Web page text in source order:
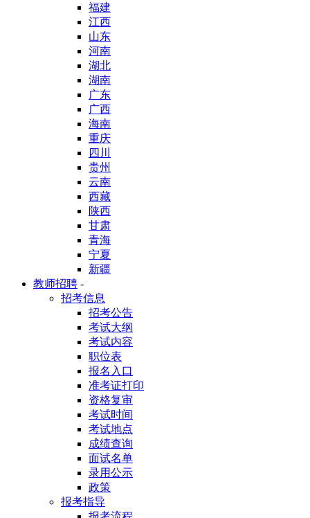
福建
江西
山东
河南
湖北
湖南
广东
广西
海南
重庆
四川
贵州
云南
西藏
陕西
甘肃
青海
宁夏
新疆
教师招聘 -
招考信息
招考公告
考试大纲
考试内容
职位表
报名入口
准考证打印
资格复审
考试时间
考试地点
成绩查询
面试名单
录用公示
政策
报考指导